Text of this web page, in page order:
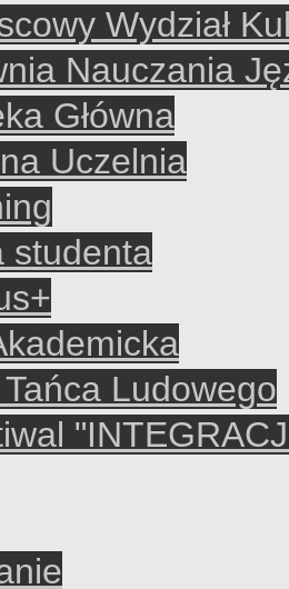
Wydział
Nauczania
Główna
Uczelnia
studenta
Tańca Ludowego